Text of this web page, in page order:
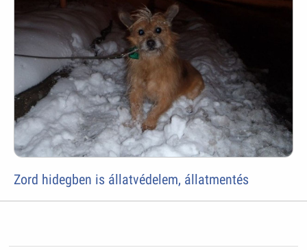
Zord hidegben is állatvédelem, állatmentés